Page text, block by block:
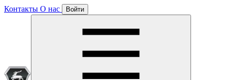
Контакты О нас Войти
Отлично!
Подписка уже оформлена